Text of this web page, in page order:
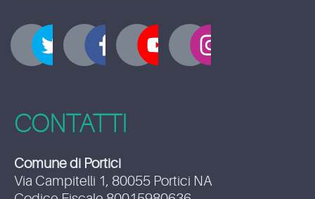
CONTATTI
Comune di Portici
Via Campitelli 1, 80055 Portici NA